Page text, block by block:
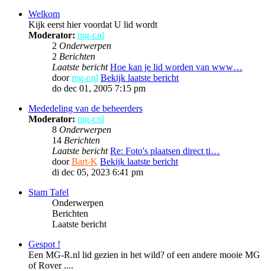
Welkom
Kijk eerst hier voordat U lid wordt
Moderator: mg-r.nl
2 Onderwerpen
2 Berichten
Laatste bericht Hoe kan je lid worden van www…
doormg-r.nl Bekijk laatste bericht
do dec 01, 2005 7:15 pm
Mededeling van de beheerders
Moderator: mg-r.nl
8 Onderwerpen
14 Berichten
Laatste bericht Re: Foto's plaatsen direct ti…
doorBart-K Bekijk laatste bericht
di dec 05, 2023 6:41 pm
Stam Tafel
Onderwerpen
Berichten
Laatste bericht
Gespot !
Een MG-R.nl lid gezien in het wild? of een andere mooie MG
of Rover ....